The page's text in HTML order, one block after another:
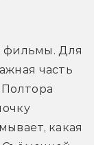
фильмы. Для
часть
какая